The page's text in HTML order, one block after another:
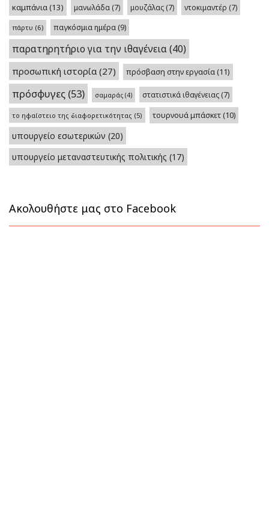
καμπάνια (13) μανωλάδα (7) μουζάλας (7) ντοκιμαντέρ (7)
πάρτυ (6) παγκόσμια ημέρα(9)
παρατηρητήριο για την ιθαγένεια(40)
προσωπική ιστορία (27) πρόσβαση στην εργασία (11)
πρόσφυγες (53) σαμαράς (4) στατιστικά ιθαγένειας (7)
το ηφαίστειο της διαφορετικότητας (5) τουρνουά μπάσκετ(10)
υπουργείο εσωτερικών (20)
υπουργείο μεταναστευτικής πολιτικής (17)
Ακολουθήστε μας στο Facebook